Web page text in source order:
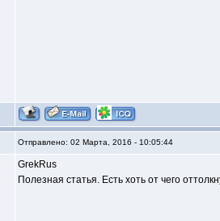
Отправлено: 02 Марта, 2016 - 10:05:44
GrekRus
Полезная статья. Есть хоть от чего